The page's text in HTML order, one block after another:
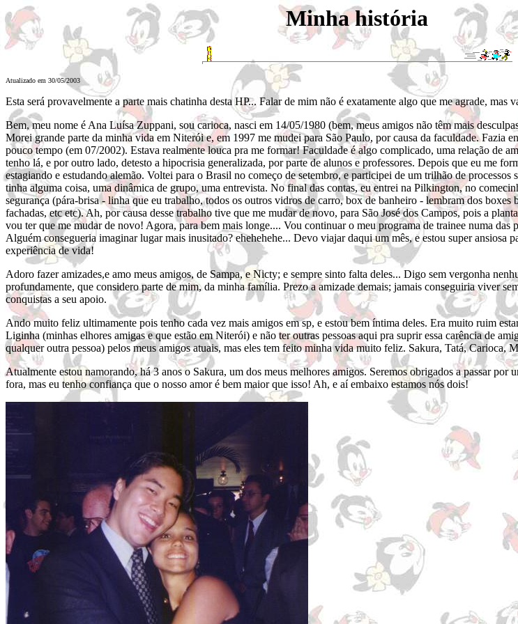
Minha história
Atualizado em 30/05/2003
Esta será provavelmente a parte mais chatinha desta HP... Falar de mim não é exatamente algo que me agrade, mas
Bem, meu nome é Ana Luísa Zuppani, sou carioca, nasci em 14/05/1980 (bem, meus amigos não têm mais
Morei grande parte da minha vida em Niterói e, em 1997 me mudei para São Paulo, por causa da faculdade. Fazia
pouco tempo (em 07/2002). Estava realmente louca pra me formar! Faculdade é algo complicado, uma relação de
tenho lá, e por outro lado, detesto a hipocrisia generalizada, por parte de alunos e professores. Depois que eu me
estagiando e estudando alemão. Voltei para o Brasil no começo de setembro, e participei de um trilhão de processos
tinha alguma coisa, uma dinâmica de grupo, uma entrevista. No final das contas, eu entrei na Pilkington, no
segurança (pára-brisa - linha que eu trabalho, todos os outros vidros de carro, box de banheiro - lembram dos
fachadas, etc etc). Ah, por causa desse trabalho tive que me mudar de novo, para São José dos Campos, pois a
vou ter que me mudar de novo! Agora, para bem mais longe.... Vou continuar o meu programa de trainee numa
Alguém consegueria imaginar lugar mais inusitado? ehehehehe... Devo viajar daqui um mês, e estou super ansiosa
experiência de vida!
Adoro fazer amizades,e amo meus amigos, de Sampa, e Nicty; e sempre sinto falta deles... Digo sem vergonha
profundamente, que considero parte de mim, da minha família. Prezo a amizade demais; jamais conseguiria viver
conquistas a seu apoio.
Ando muito feliz ultimamente pois tenho cada vez mais amigos em sp, e estou bem íntima deles. Era muito ruim
Liginha (minhas elhores amigas e que estão em Niterói) e não ter outras pessoas aqui pra suprir essa carência de
qualquer outra pessoa) pelos meus amigos atuais, mas eles tem feito minha vida muito feliz. Sakura, Tatá, Carioca,
Atualmente estou namorando, há 3 anos o Sakura, um dos meus melhores amigos. Seremos obrigados a passar por
fora, mas eu tenho confiança que o nosso amor é bem maior que isso! Ah, e aí embaixo estamos nós dois!